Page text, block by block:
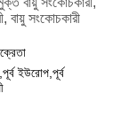
বায়ু সংকোচকারী
ইউরোপ,পূর্ব